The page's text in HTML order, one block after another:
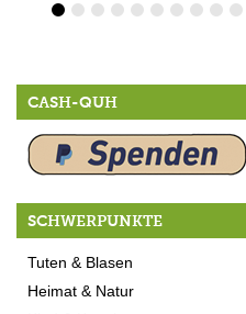
CASH-QUH
SCHWERPUNKTE
Tuten & Blasen
Heimat & Natur